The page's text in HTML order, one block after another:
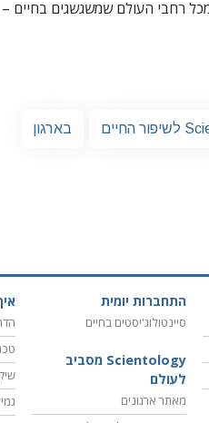
מכל רחבי העולם שמשגשגים בחיים
בארגון
התחברות יומית
סיינטולוג'יסטים בחיים
Scientology מסביב
לעולם
מאתר ארגונים